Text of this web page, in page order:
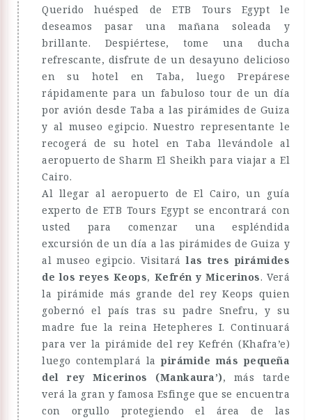
Querido huésped de ETB Tours Egypt le
deseamos pasar una mañana soleada y
brillante. Despiértese, tome una ducha
refrescante, disfrute de un desayuno delicioso
en su hotel en Taba, luego Prepárese
rápidamente para un fabuloso tour de un día
por avión desde Taba a las pirámides de Guiza
y al museo egipcio. Nuestro representante le
recogerá de su hotel en Taba llevándole al
aeropuerto de Sharm El Sheikh para viajar a El
Cairo.
Al llegar al aeropuerto de El Cairo, un guía
experto de ETB Tours Egypt se encontrará con
usted para comenzar una espléndida
excursión de un día a las pirámides de Guiza y
al museo egipcio. Visitarálas tres pirámides
de los reyes Keops, Kefrén y Micerinos. Verá
la pirámide más grande del rey Keops quien
gobernó el país tras su padre Snefru, y su
madre fue la reina Hetepheres I. Continuará
para ver la pirámide del rey Kefrén (Khafra’e)
luego contemplará lapirámide más pequeña
del rey Micerinos (Mankaura’), más tarde
verá la gran y famosa Esfinge que se encuentra
con orgullo protegiendo el área de las